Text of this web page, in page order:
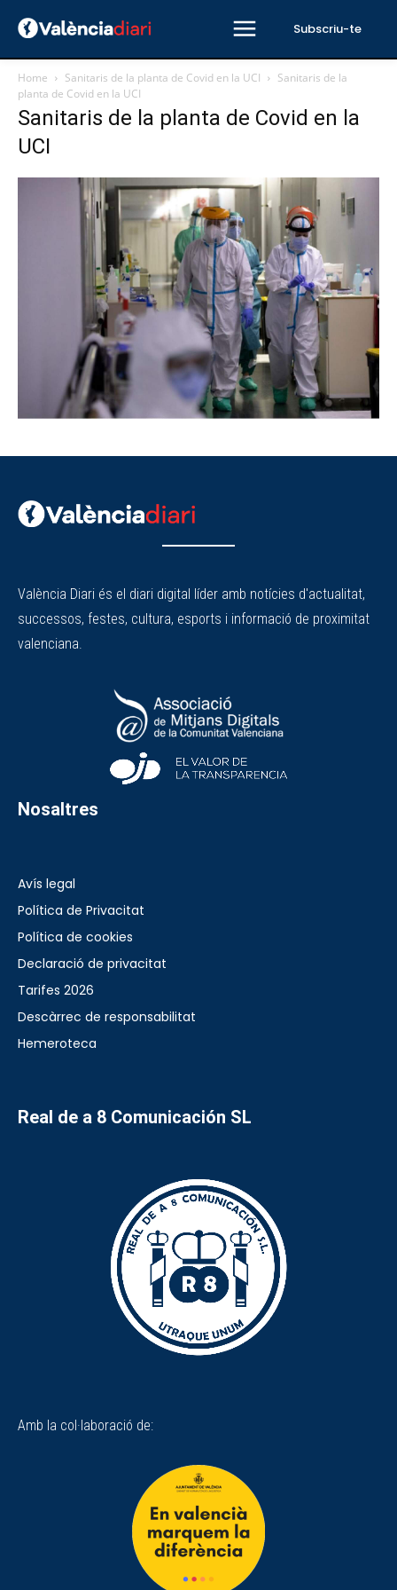
Subscriu-te
Home Sanitaris de la planta de Covid en la UCI
Sanitaris de la
planta de Covid en la UCI
Sanitaris de la planta de Covid en la
UCI
València Diari és el diari digital líder amb notícies d'actualitat,
successos, festes, cultura, esports i informació de proximitat
valenciana.
Nosaltres
Avís legal
Política de Privacitat
Política de cookies
Declaració de privacitat
Tarifes 2026
Descàrrec de responsabilitat
Hemeroteca
Real de a 8 Comunicación SL
Amb la col·laboració de: